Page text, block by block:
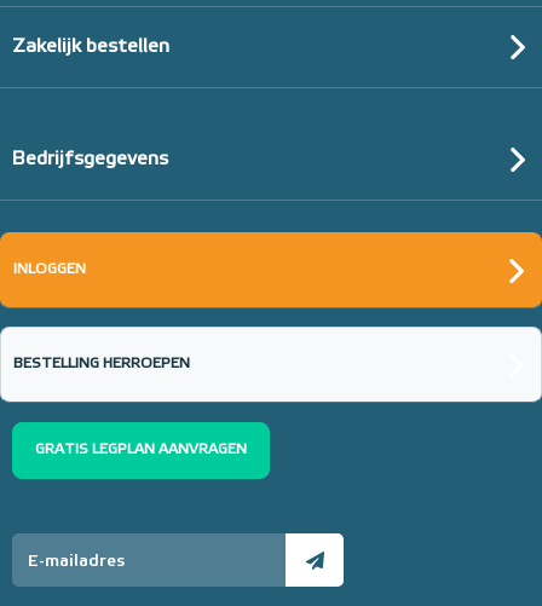
Zakelijk bestellen
Bedrijfsgegevens
INLOGGEN
BESTELLING HERROEPEN
GRATIS LEGPLAN AANVRAGEN